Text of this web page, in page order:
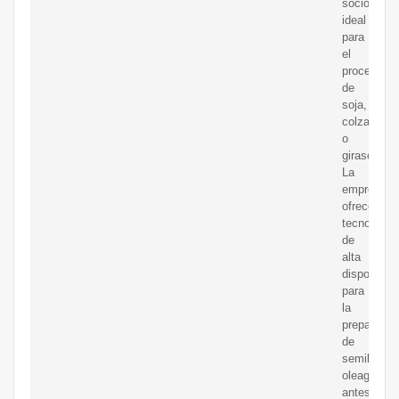
socio
ideal
para
el
de
soja,
colza
o
girasol.
La
empresa
ofrece
tecnología
de
alta
para
la
de
semillas
antes